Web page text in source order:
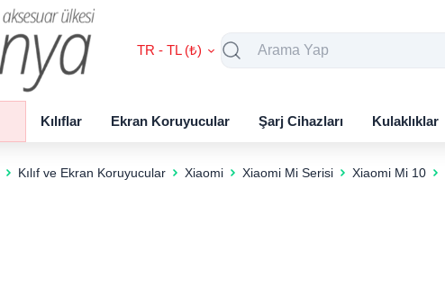
TR - TL (₺)
Kılıflar Ekran Koruyucular Şarj Cihazları Kulaklıklar
Kılıf ve Ekran Koruyucular Xiaomi Xiaomi Mi Serisi Xiaomi Mi 10